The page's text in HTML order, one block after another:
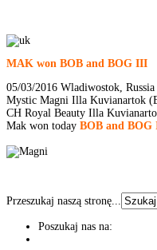
MAK won BOB and BOG III
05/03/2016 Wladiwostok,
Mystic Magni Illa Kuvianartok
CH Royal Beauty Illa
Mak won today BOB and BOG
Przeszukaj naszą stronę...
Poszukaj nas na: